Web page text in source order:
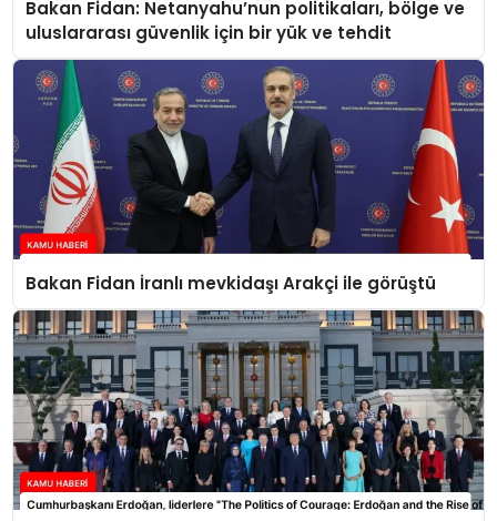
Bakan Fidan: Netanyahu’nun politikaları, bölge ve
uluslararası güvenlik için bir yük ve tehdit
Bakan Fidan İranlı mevkidaşı Arakçi ile görüştü